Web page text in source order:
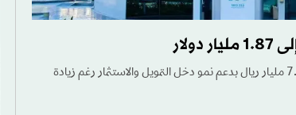
ارتفعت أرباح «الراجحي» 14 في المائة خلال الربع الثاني إلى 7.01 مليار ريال بدعم نمو دخل التمويل والاستثمار رغم زيادة